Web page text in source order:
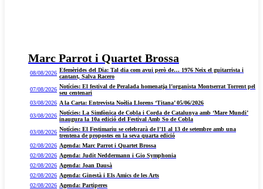
Marc Parrot i Quartet Brossa
08/08/2026 Efemèrides del Dia: Tal dia com avui però de… 1976 Neix el guitarrista i
cantant, Salva Racero
07/08/2026 Notícies: El festival de Peralada homenatja l’organista Montserrat Torrent pel
seu centenari
03/08/2026 A la Carta: Entrevista Noèlia Llorens ‘Titana’ 05/06/2026
03/08/2026 Notícies: La Simfònica de Cobla i Corda de Catalunya amb ‘Mare Mundi’
inaugura la 10a edició del Festival Amb So de Cobla
03/08/2026 Notícies: El Festimariu se celebrarà de l’11 al 13 de setembre amb una
trentena de propostes en la seva quarta edició
02/08/2026 Agenda: Marc Parrot i Quartet Brossa
02/08/2026 Agenda: Judit Neddermann i Gio Symphonia
02/08/2026 Agenda: Joan Dausà
02/08/2026 Agenda: Ginestà i Els Amics de les Arts
02/08/2026 Agenda: Partiperes